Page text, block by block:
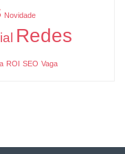
Novidade
Redes
ROI SEO Vaga